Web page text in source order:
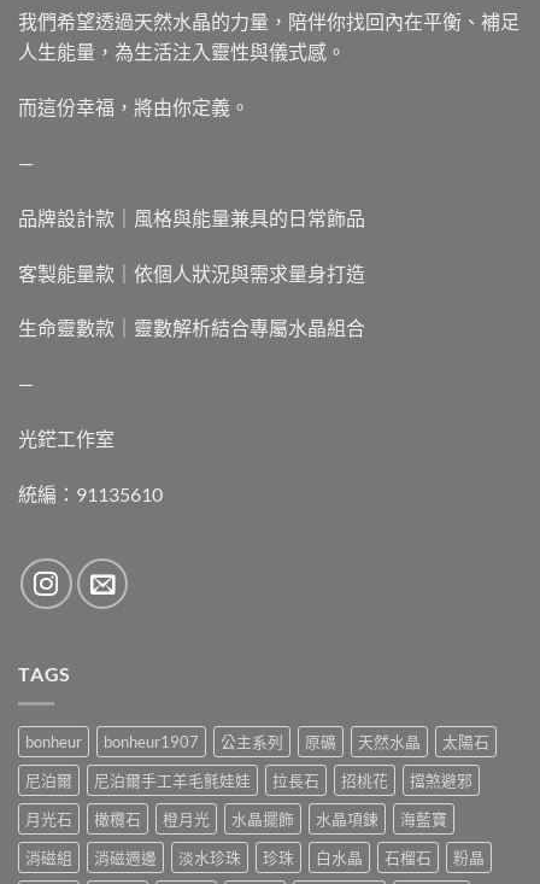
我們希望透過天然水晶的力量，陪伴你找回內在平衡、補足
人生能量，為生活注入靈性與儀式感。
而這份幸福，將由你定義。
—
品牌設計款｜風格與能量兼具的日常飾品
客製能量款｜依個人狀況與需求量身打造
生命靈數款｜靈數解析結合專屬水晶組合
—
光鋩工作室
統編：91135610
TAGS
bonheur bonheur1907 公主系列 原礦 天然水晶
太陽石
尼泊爾
尼泊爾手工羊毛氈娃娃 拉長石 招桃花
擋煞避邪
月光石
橄欖石 橙月光 水晶擺飾 水晶項鍊
海藍寶
消磁組
消磁週邊 淡水珍珠 珍珠 白水晶 石榴石 粉晶